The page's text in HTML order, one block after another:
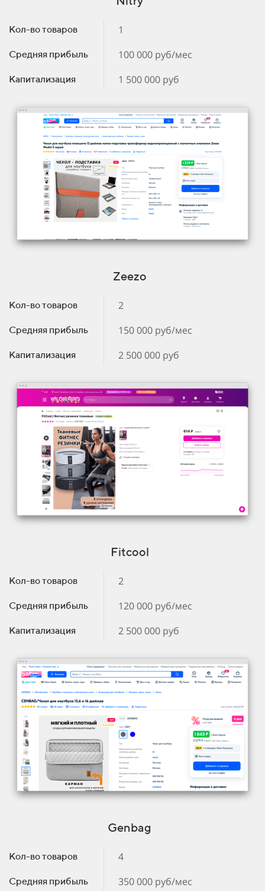
Кол-во товаров
Средняя прибыль
Капитализация
1
100 000 руб/мес
1 500 000 руб
Zeezo
Кол-во товаров
Средняя прибыль
Капитализация
2
150 000 руб/мес
2 500 000 руб
Fitcool
Кол-во товаров
Средняя прибыль
Капитализация
2
120 000 руб/мес
2 500 000 руб
Genbag
Кол-во товаров
Средняя прибыль
4
350 000 руб/мес